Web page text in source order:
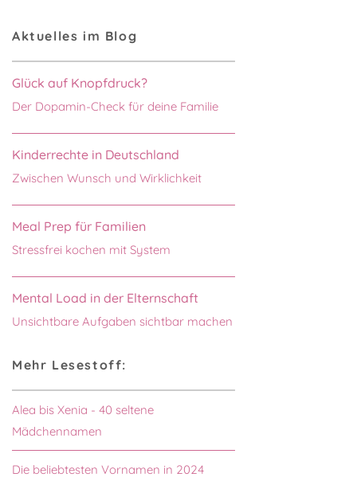
Aktuelles im Blog
Glück auf Knopfdruck?
Der Dopamin-Check für deine Familie
Kinderrechte in Deutschland
Zwischen Wunsch und Wirklichkeit
Meal Prep für Familien
Stressfrei kochen mit System
Mental Load in der Elternschaft
Unsichtbare Aufgaben sichtbar machen
Mehr Lesestoff:
Alea bis Xenia - 40 seltene
Mädchennamen
Die beliebtesten Vornamen in 2024